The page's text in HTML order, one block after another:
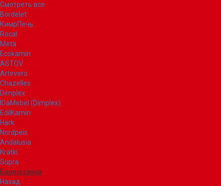
Смотреть все
Bordelet
КимрПечь
Rocal
Meta
Ecokamin
ASTOV
Artevero
Chazelles
Dimplex
IDaMebel (Dimplex)
EdilKamin
Hark
Nordpeis
Andalusia
Kratki
Supra
Баня и сауна
Назад